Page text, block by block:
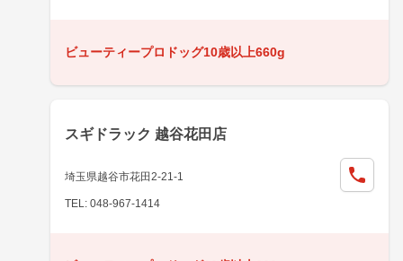
ビューティープロドッグ10歳以上660g
スギドラック 越谷花田店
埼玉県越谷市花田2-21-1
TEL: 048-967-1414